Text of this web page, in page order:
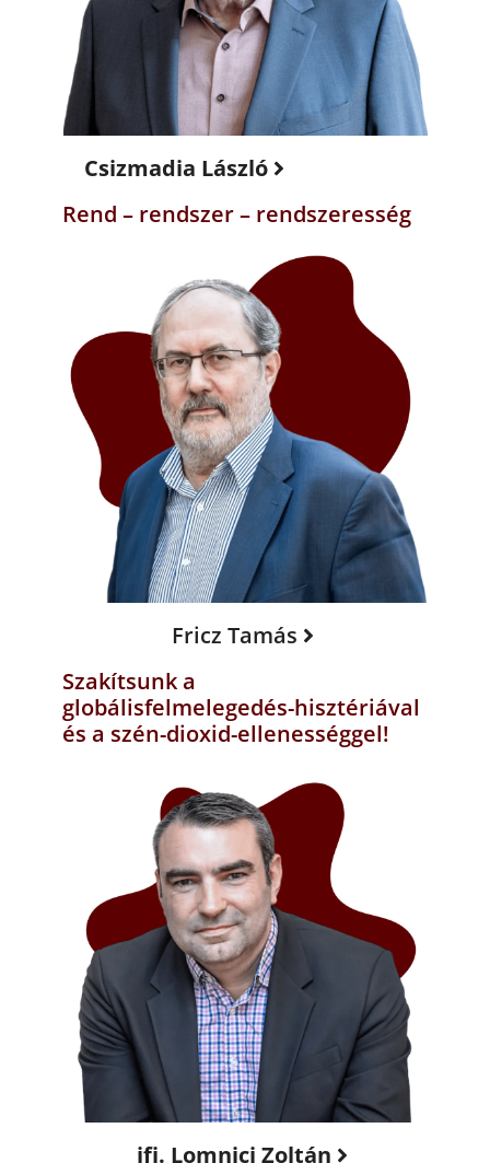
Csizmadia László
Rend – rendszer – rendszeresség
Fricz Tamás
Szakítsunk a
globálisfelmelegedés-hisztériával
és a szén-dioxid-ellenességgel!
ifj. Lomnici Zoltán